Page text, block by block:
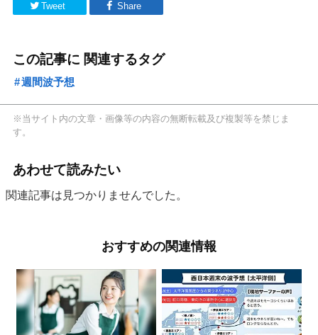
Tweet Share
この記事に 関連するタグ
週間波予想
※当サイト内の文章・画像等の内容の無断転載及び複製等を禁じま
す。
あわせて読みたい
関連記事は見つかりませんでした。
おすすめの関連情報